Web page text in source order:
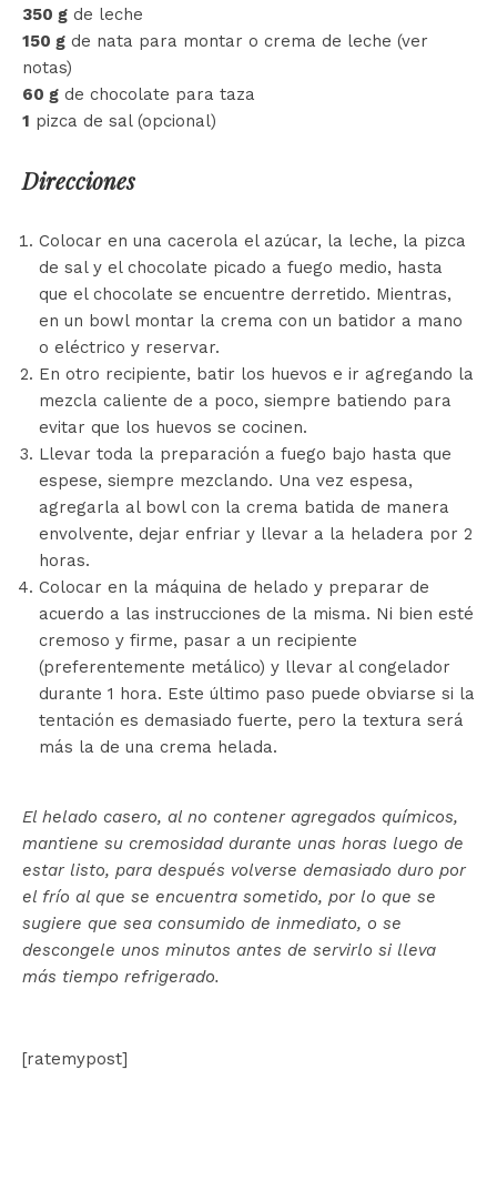
350 g de leche
150 g de nata para montar o crema de leche (ver
notas)
60 g de chocolate para taza
1 pizca de sal (opcional)
Direcciones
Colocar en una cacerola el azúcar, la leche, la pizca
de sal y el chocolate picado a fuego medio, hasta
que el chocolate se encuentre derretido. Mientras,
en un bowl montar la crema con un batidor a mano
o eléctrico y reservar.
En otro recipiente, batir los huevos e ir agregando la
mezcla caliente de a poco, siempre batiendo para
evitar que los huevos se cocinen.
Llevar toda la preparación a fuego bajo hasta que
espese, siempre mezclando. Una vez espesa,
agregarla al bowl con la crema batida de manera
envolvente, dejar enfriar y llevar a la heladera por 2
horas.
Colocar en la máquina de helado y preparar de
acuerdo a las instrucciones de la misma. Ni bien esté
cremoso y firme, pasar a un recipiente
(preferentemente metálico) y llevar al congelador
durante 1 hora. Este último paso puede obviarse si la
tentación es demasiado fuerte, pero la textura será
más la de una crema helada.
El helado casero, al no contener agregados químicos,
mantiene su cremosidad durante unas horas luego de
estar listo, para después volverse demasiado duro por
el frío al que se encuentra sometido, por lo que se
sugiere que sea consumido de inmediato, o se
descongele unos minutos antes de servirlo si lleva
más tiempo refrigerado.
[ratemypost]